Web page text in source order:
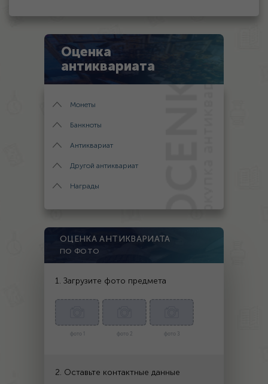
Оценка
антиквариата
Монеты
Банкноты
Антиквариат
Другой антиквариат
Награды
ОЦЕНКА АНТИКВАРИАТА
ПО ФОТО
1. Загрузите фото предмета
фото 1 фото 2 фото 3
2. Оставьте контактные данные